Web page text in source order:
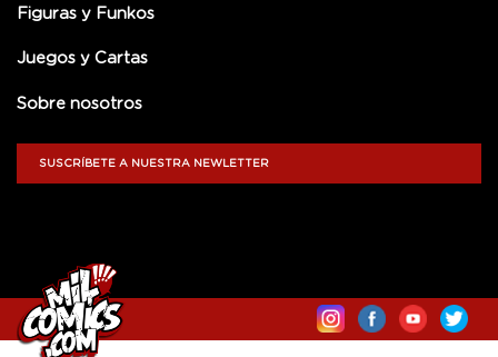
Figuras y Funkos
Juegos y Cartas
Sobre nosotros
SUSCRÍBETE A NUESTRA NEWLETTER